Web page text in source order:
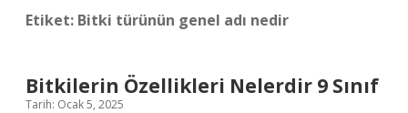
Etiket: Bitki türünün genel adı nedir
Bitkilerin Özellikleri Nelerdir 9 Sınıf
Tarih: Ocak 5, 2025